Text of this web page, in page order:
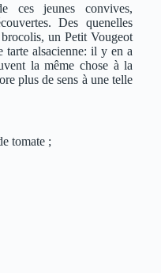
ces jeunes convives,
Des quenelles
un Petit Vougeot
alsacienne: il y en a
la même chose à la
plus de sens à une telle
tomate ;